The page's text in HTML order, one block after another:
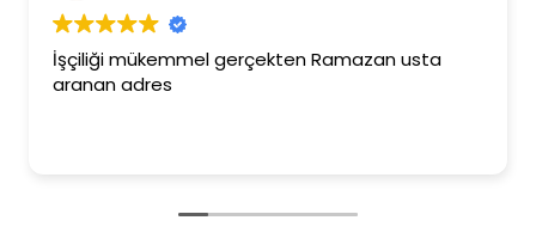
İşçiliği mükemmel gerçekten Ramazan usta
aranan adres